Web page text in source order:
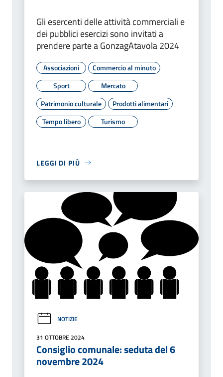
Gli esercenti delle attività commerciali e
dei pubblici esercizi sono invitati a
prendere parte a GonzagAtavola 2024
Associazioni
Commercio al minuto
Sport
Mercato
Patrimonio culturale
Prodotti alimentari
Tempo libero
Turismo
LEGGI DI PIÙ
NOTIZIE
31 OTTOBRE 2024
Consiglio comunale: seduta del 6
novembre 2024